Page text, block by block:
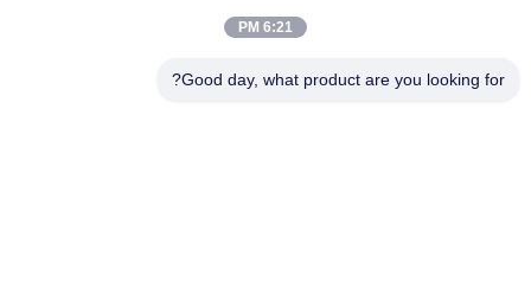
6:21 PM
Good day, what product are you looking for?